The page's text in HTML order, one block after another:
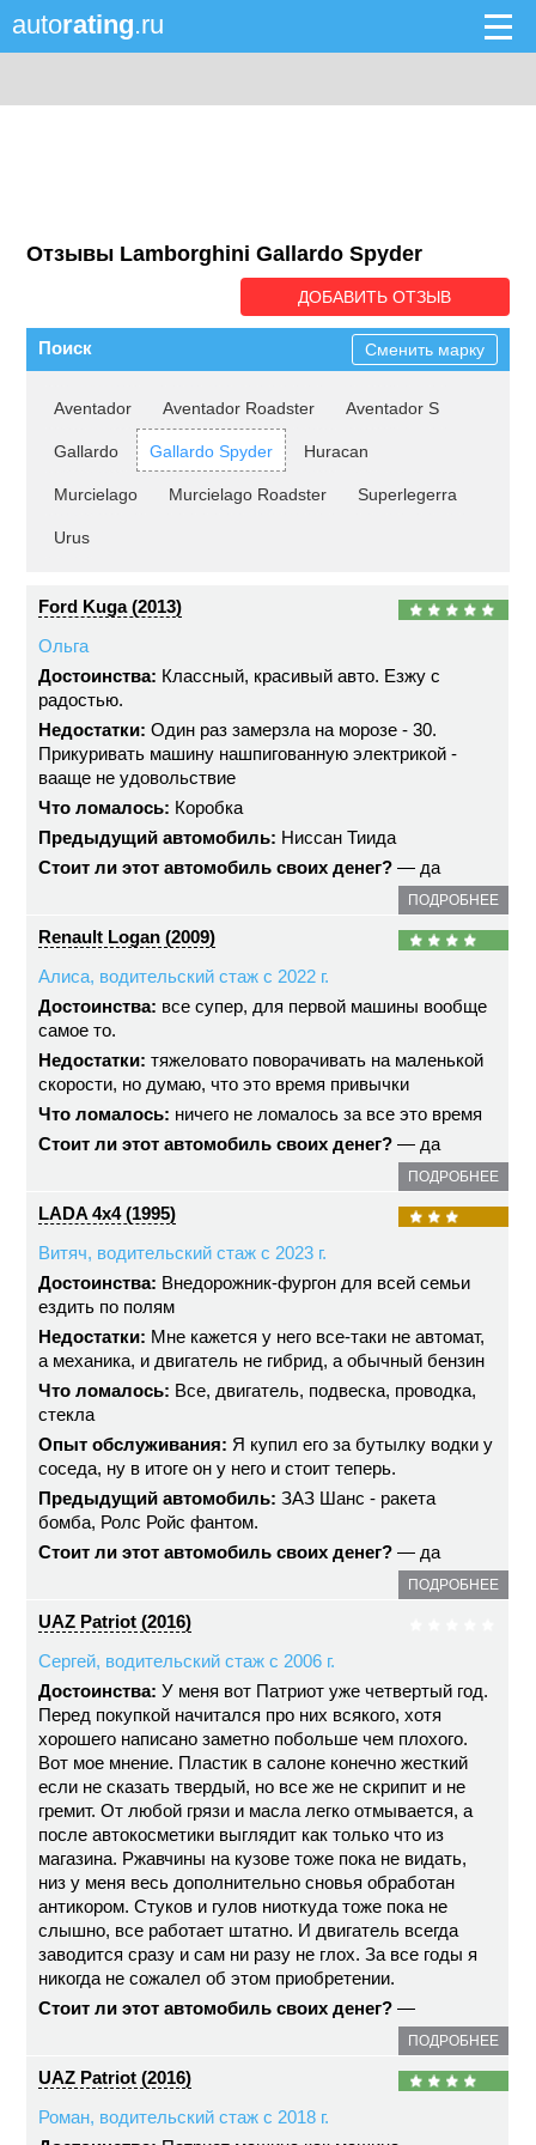
autorating.ru
Отзывы Lamborghini Gallardo Spyder
ДОБАВИТЬ ОТЗЫВ
Поиск Сменить марку
Aventador Aventador Roadster Aventador S
Gallardo Gallardo Spyder Huracan
Murcielago Murcielago Roadster Superlegerra
Urus
Ford Kuga (2013)
Ольга
Достоинства: Классный, красивый авто. Езжу с
радостью.
Недостатки: Один раз замерзла на морозе - 30.
Прикуривать машину нашпигованную электрикой -
вааще не удовольствие
Что ломалось: Коробка
Предыдущий автомобиль: Ниссан Тиида
Стоит ли этот автомобиль своих денег? — да
ПОДРОБНЕЕ
Renault Logan (2009)
Алиса, водительский стаж с 2022 г.
Достоинства: все супер, для первой машины вообще
самое то.
Недостатки: тяжеловато поворачивать на маленькой
скорости, но думаю, что это время привычки
Что ломалось: ничего не ломалось за все это время
Стоит ли этот автомобиль своих денег? — да
ПОДРОБНЕЕ
LADA 4x4 (1995)
Витяч, водительский стаж с 2023 г.
Достоинства: Внедорожник-фургон для всей семьи
ездить по полям
Недостатки: Мне кажется у него все-таки не автомат,
а механика, и двигатель не гибрид, а обычный бензин
Что ломалось: Все, двигатель, подвеска, проводка,
стекла
Опыт обслуживания: Я купил его за бутылку водки у
соседа, ну в итоге он у него и стоит теперь.
Предыдущий автомобиль: ЗАЗ Шанс - ракета
бомба, Ролс Ройс фантом.
Стоит ли этот автомобиль своих денег? — да
ПОДРОБНЕЕ
UAZ Patriot (2016)
Сергей, водительский стаж с 2006 г.
Достоинства: У меня вот Патриот уже четвертый год.
Перед покупкой начитался про них всякого, хотя
хорошего написано заметно побольше чем плохого.
Вот мое мнение. Пластик в салоне конечно жесткий
если не сказать твердый, но все же не скрипит и не
гремит. От любой грязи и масла легко отмывается, а
после автокосметики выглядит как только что из
магазина. Ржавчины на кузове тоже пока не видать,
низ у меня весь дополнительно сновья обработан
антикором. Стуков и гулов ниоткуда тоже пока не
слышно, все работает штатно. И двигатель всегда
заводится сразу и сам ни разу не глох. За все годы я
никогда не сожалел об этом приобретении.
Стоит ли этот автомобиль своих денег? —
ПОДРОБНЕЕ
UAZ Patriot (2016)
Роман, водительский стаж с 2018 г.